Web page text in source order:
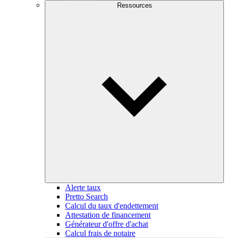
Ressources
Alerte taux
Pretto Search
Calcul du taux d'endettement
Attestation de financement
Générateur d'offre d'achat
Calcul frais de notaire